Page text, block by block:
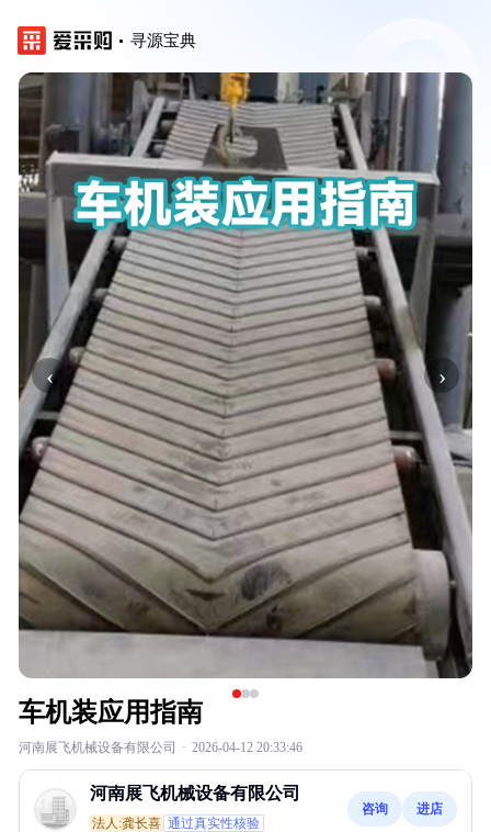
寻源宝典
‹ ›
车机装应用指南
河南展飞机械设备有限公司 · 2026-04-12 20:33:46
河南展飞机械设备有限公司
法人:龚长喜 通过真实性核验
咨询 进店